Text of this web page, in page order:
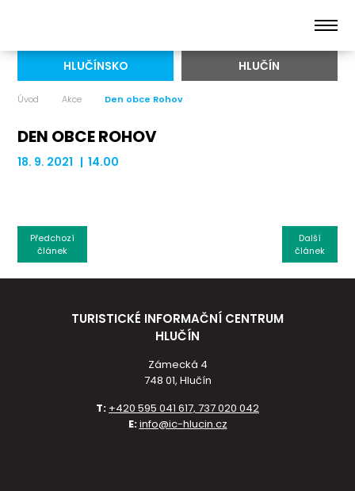
HLUČÍNSKO HLUČÍN
Úvod Akce Den obce Rohov
DEN OBCE ROHOV
18. 9. 2021 | 14.00
Další
článek
Předchozí
článek
TURISTICKÉ INFORMAČNÍ CENTRUM
HLUČÍN
Zámecká 4
748 01, Hlučín
T: +420 595 041 617, 737 020 042
E:info@ic-hlucin.cz